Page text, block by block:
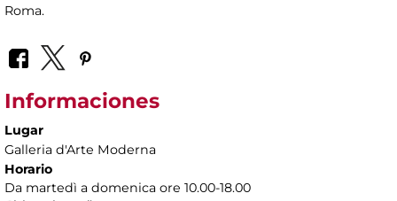
Roma.
Informaciones
Lugar
Galleria d'Arte Moderna
Horario
Da martedì a domenica ore 10.00-18.00